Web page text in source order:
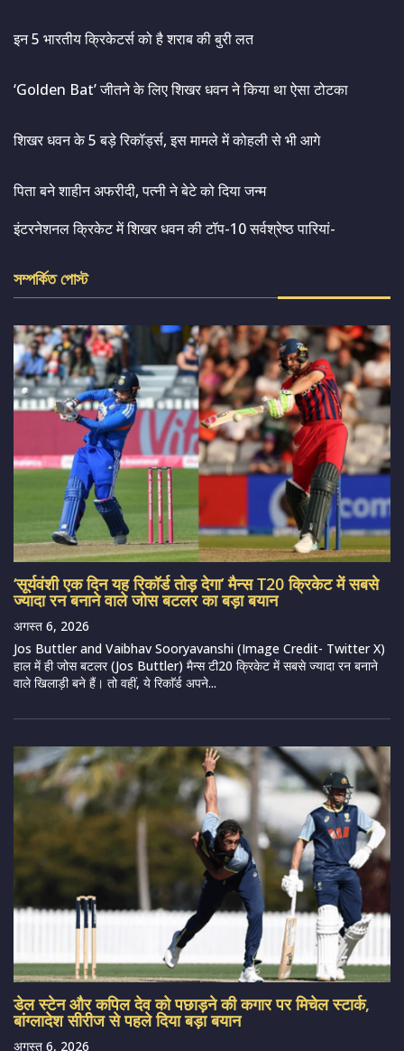
इन 5 भारतीय क्रिकेटर्स को है शराब की बुरी लत
‘Golden Bat’ जीतने के लिए शिखर धवन ने किया था ऐसा टोटका
शिखर धवन के 5 बड़े रिकॉर्ड्स, इस मामले में कोहली से भी आगे
पिता बने शाहीन अफरीदी, पत्नी ने बेटे को दिया जन्म
इंटरनेशनल क्रिकेट में शिखर धवन की टॉप-10 सर्वश्रेष्ठ पारियां-
সম্পর্কিত পোস্ট
‘सूर्यवंशी एक दिन यह रिकॉर्ड तोड़ देगा’ मैन्स T20 क्रिकेट में सबसे
ज्यादा रन बनाने वाले जोस बटलर का बड़ा बयान
अगस्त 6, 2026
Jos Buttler and Vaibhav Sooryavanshi (Image Credit- Twitter X)
हाल में ही जोस बटलर (Jos Buttler) मैन्स टी20 क्रिकेट में सबसे ज्यादा रन बनाने
वाले खिलाड़ी बने हैं। तो वहीं, ये रिकाॅर्ड अपने...
डेल स्टेन और कपिल देव को पछाड़ने की कगार पर मिचेल स्टार्क,
बांग्लादेश सीरीज से पहले दिया बड़ा बयान
अगस्त 6, 2026